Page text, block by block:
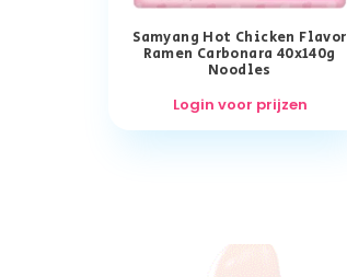
Samyang Hot Chicken Flavor
Ramen Carbonara 40x140g
Noodles
Login voor prijzen